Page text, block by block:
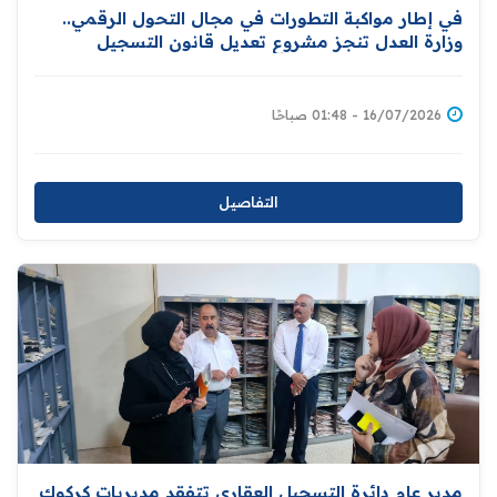
في إطار مواكبة التطورات في مجال التحول الرقمي..
وزارة العدل تنجز مشروع تعديل قانون التسجيل
16/07/2026 - 01:48 صباحًا
التفاصيل
مدير عام دائرة التسجيل العقاري تتفقد مديريات كركوك